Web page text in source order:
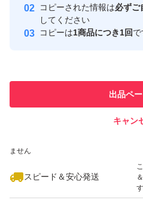
取引実績
ません
スピード＆安心発送
す
コピーされた情報は必ずご
してください
コピーは1商品につき1回で
出品ペ
キャン